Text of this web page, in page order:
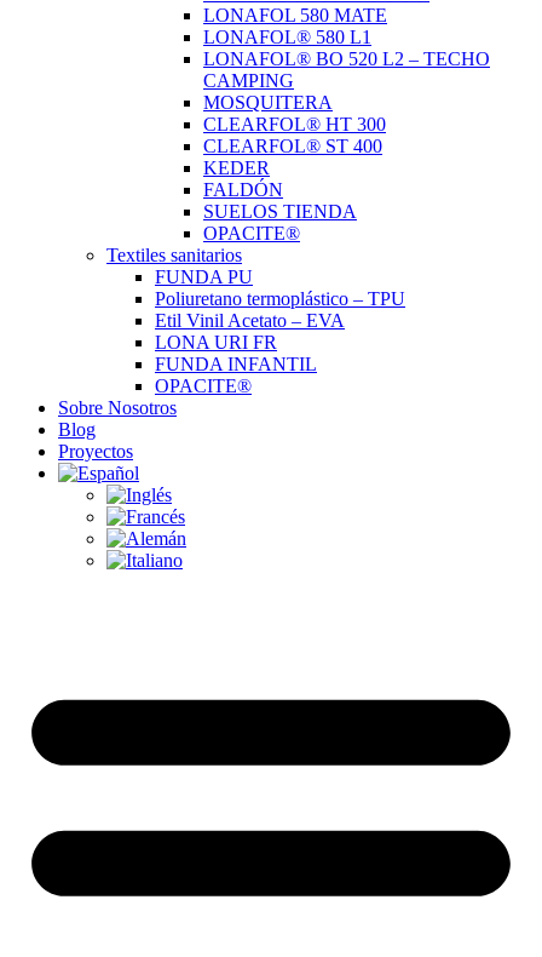
LONAFOL 580 MATE
LONAFOL® 580 L1
LONAFOL® BO 520 L2 – TECHO
CAMPING
MOSQUITERA
CLEARFOL® HT 300
CLEARFOL® ST 400
KEDER
FALDÓN
SUELOS TIENDA
OPACITE®
Textiles sanitarios
FUNDA PU
Poliuretano termoplástico – TPU
Etil Vinil Acetato – EVA
LONA URI FR
FUNDA INFANTIL
OPACITE®
Sobre Nosotros
Blog
Proyectos